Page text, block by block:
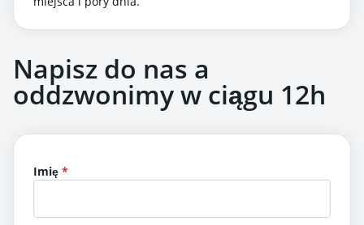
Napisz do nas a
oddzwonimy w ciągu 12h
Imię